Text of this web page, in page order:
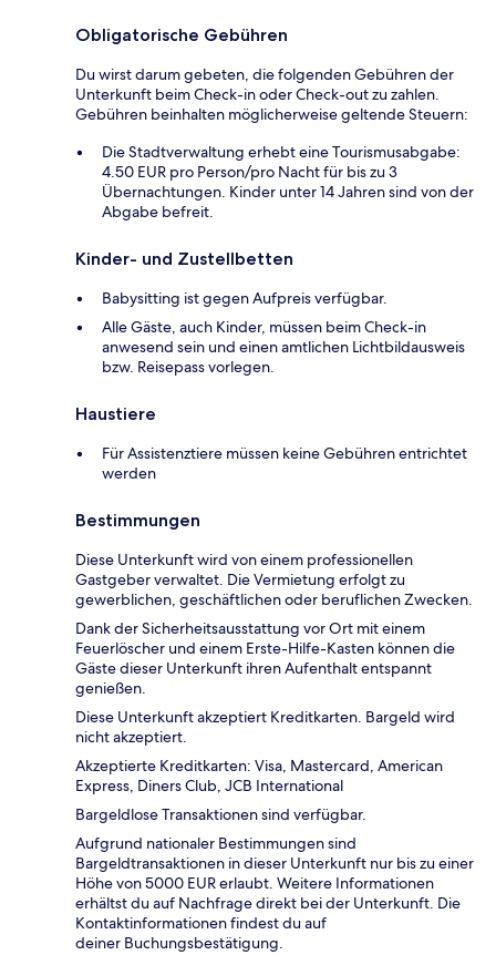
Obligatorische Gebühren
Du wirst darum gebeten, die folgenden Gebühren der
Unterkunft beim Check-in oder Check-out zu zahlen.
Gebühren beinhalten möglicherweise geltende Steuern:
Die Stadtverwaltung erhebt eine Tourismusabgabe:
4.50 EUR pro Person/pro Nacht für bis zu 3
Übernachtungen. Kinder unter 14 Jahren sind von der
Abgabe befreit.
Kinder- und Zustellbetten
Babysitting ist gegen Aufpreis verfügbar.
Alle Gäste, auch Kinder, müssen beim Check-in
anwesend sein und einen amtlichen Lichtbildausweis
bzw. Reisepass vorlegen.
Haustiere
Für Assistenztiere müssen keine Gebühren entrichtet
werden
Bestimmungen
Diese Unterkunft wird von einem professionellen
Gastgeber verwaltet. Die Vermietung erfolgt zu
gewerblichen, geschäftlichen oder beruflichen Zwecken.
Dank der Sicherheitsausstattung vor Ort mit einem
Feuerlöscher und einem Erste-Hilfe-Kasten können die
Gäste dieser Unterkunft ihren Aufenthalt entspannt
genießen.
Diese Unterkunft akzeptiert Kreditkarten. Bargeld wird
nicht akzeptiert.
Akzeptierte Kreditkarten: Visa, Mastercard, American
Express, Diners Club, JCB International
Bargeldlose Transaktionen sind verfügbar.
Aufgrund nationaler Bestimmungen sind
Bargeldtransaktionen in dieser Unterkunft nur bis zu einer
Höhe von 5000 EUR erlaubt. Weitere Informationen
erhältst du auf Nachfrage direkt bei der Unterkunft. Die
Kontaktinformationen findest du auf
deiner Buchungsbestätigung.